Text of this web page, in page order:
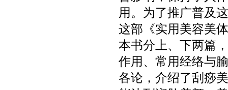
用。为了推广普及
这部《实用美容美
本书分上、下两篇
作用、常用经络与
各论，介绍了刮痧